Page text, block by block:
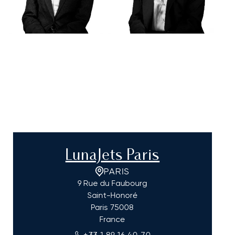
LunaJets Paris
PARIS
9 Rue du Faubourg
Saint-Honoré
Paris 75008
France